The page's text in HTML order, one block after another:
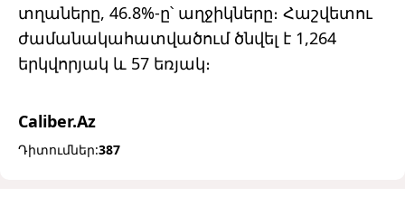
տղաները, 46.8%-ը՝ աղջիկները։ Հաշվետու
ժամանակահատվածում ծնվել է 1,264
երկվորյակ և 57 եռյակ։
Caliber.Az
Դիտումներ:387